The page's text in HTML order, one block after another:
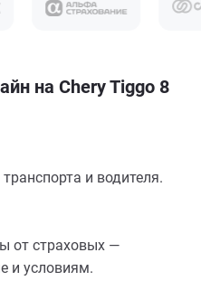
на Chery Tiggo 8
и водителя.
от страховых —
и условиям.